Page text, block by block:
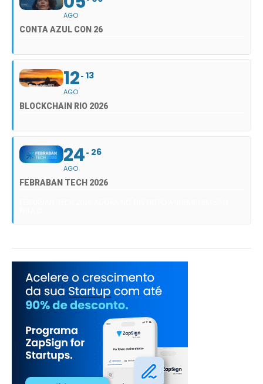
AGO
CONTA AZUL CON 26
12
AGO
13
BLOCKCHAIN RIO 2026
24
AGO
26
FEBRABAN TECH 2026